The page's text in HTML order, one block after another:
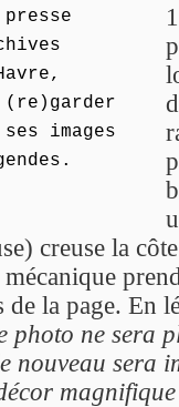
images
creuse la
de la page. En
photo ne sera
nouveau sera
magnifique